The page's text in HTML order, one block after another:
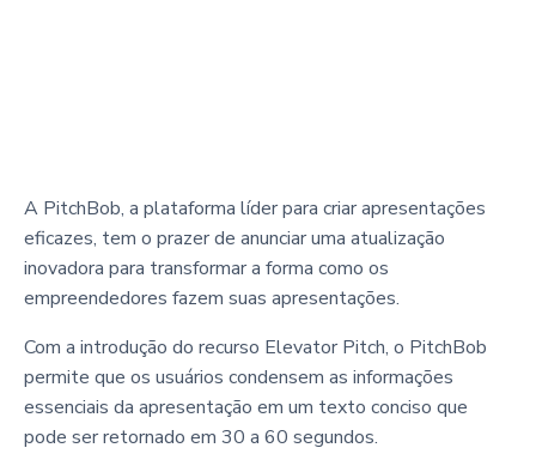
A PitchBob, a plataforma líder para criar apresentações
eficazes, tem o prazer de anunciar uma atualização
inovadora para transformar a forma como os
empreendedores fazem suas apresentações.
Com a introdução do recurso Elevator Pitch, o PitchBob
permite que os usuários condensem as informações
essenciais da apresentação em um texto conciso que
pode ser retornado em 30 a 60 segundos.